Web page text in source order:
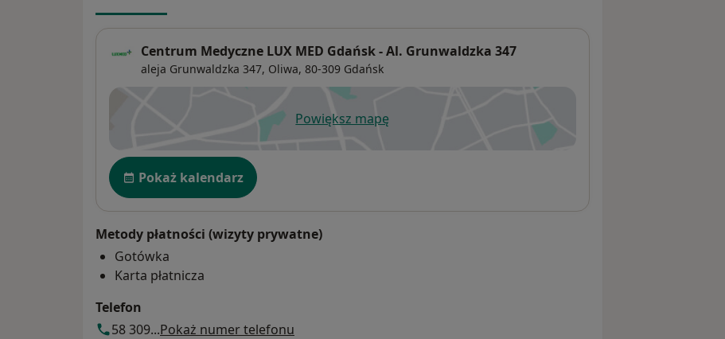
Centrum Medyczne LUX MED Gdańsk - Al. Grunwaldzka 347
aleja Grunwaldzka 347, Oliwa, 80-309 Gdańsk
Powiększ mapęotwiera się w nowej karcie
Dostępność
Pokaż kalendarz
Metody płatności (wizyty prywatne)
Gotówka
Karta płatnicza
Telefon
58 309...Pokaż numer telefonu